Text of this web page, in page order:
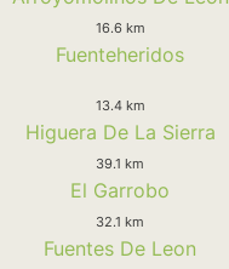
16.6 km
Fuenteheridos
13.4 km
Higuera De La Sierra
39.1 km
El Garrobo
32.1 km
Fuentes De Leon